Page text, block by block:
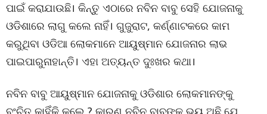
ପାଇଁ କରାଯାଉଛି। କିନ୍ତୁ ଏଠାରେ ନବିନ ବାବୁ ସେହି ଯୋଜନାକୁ
ଓଡିଶାରେ ଲାଗୁ କଲେ ନାହିଁ। ଗୁଜୁରାଟ, କର୍ଣ୍ଣାଟକରେ କାମ
କରୁଥିବା ଓଡିଆ ଲୋକମାନେ ଆୟୁଷ୍ମାନ ଯୋଜନାର ଲାଭ
ପାଇପାରୁନାହାନ୍ତି। ଏହା ଅତ୍ୟନ୍ତ ଦୁଃଖର କଥା।
ନବିନ ବାବୁ ଆୟୁଷ୍ମାନ ଯୋଜନାକୁ ଓଡିଶାର ଲୋକମାନଙ୍କୁ
ବଂଚିତ କାହିଁକି କଲେ ? କାରଣ ନବିନ ବାବୁଙ୍କୁ ଭୟ ଅଛି ଯେ